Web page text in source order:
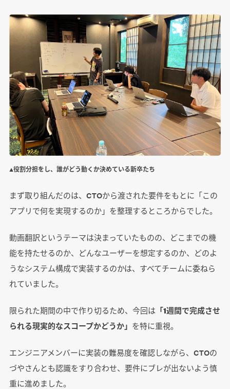
▲役割分担をし、誰がどう動くか決めている新卒たち
まず取り組んだのは、CTOから渡された要件をもとに「この
アプリで何を実現するのか」を整理するところからでした。
動画翻訳というテーマは決まっていたものの、どこまでの機
能を持たせるのか、どんなユーザーを想定するのか、どのよ
うなシステム構成で実装するのかは、すべてチームに委ねら
れていました。
限られた期間の中で作り切るため、今回は 「1週間で完成させ
られる現実的なスコープかどうか」 を特に重視。
エンジニアメンバーに実装の難易度を確認しながら、CTOの
づやさんとも認識をすり合わせ、要件にブレが出ないよう慎
重に進めました。